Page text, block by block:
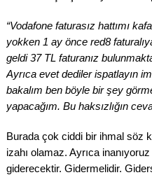
“Vodafone faturasız hattımı
yokken 1 ay önce red8
geldi 37 TL faturanız
Ayrıca evet dediler ispatlayın
bakalım ben böyle bir şey
yapacağım. Bu haksızlığın
Burada çok ciddi bir ihmal söz
izahı olamaz. Ayrıca
giderecektir. Gidermelidir.